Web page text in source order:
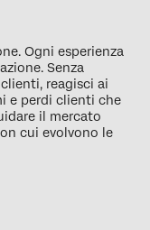
Ogni esperienza
Senza
reagisci ai
e perdi clienti che
il mercato
cui evolvono le